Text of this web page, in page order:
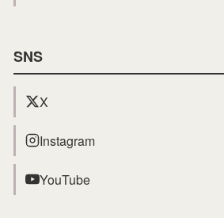
SNS
X
Instagram
YouTube